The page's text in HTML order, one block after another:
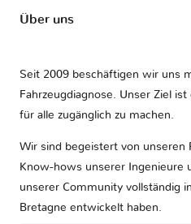
Über uns
Seit 2009 beschäftigen wir uns
Fahrzeugdiagnose. Unser Ziel
für alle zugänglich zu machen.
Wir sind begeistert von unseren
Know-hows unserer Ingenieure
unserer Community vollständig
Bretagne entwickelt haben.